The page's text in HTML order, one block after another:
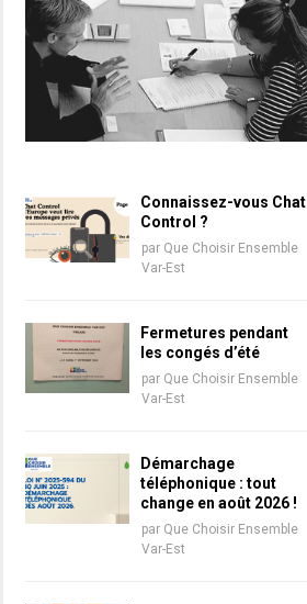
Connaissez-vous Chat
Control ?
par Que Choisir Ensemble
Var-Est
Fermetures pendant
les congés d’été
par Que Choisir Ensemble
Var-Est
Démarchage
téléphonique : tout
change en août 2026 !
par Que Choisir Ensemble
Var-Est